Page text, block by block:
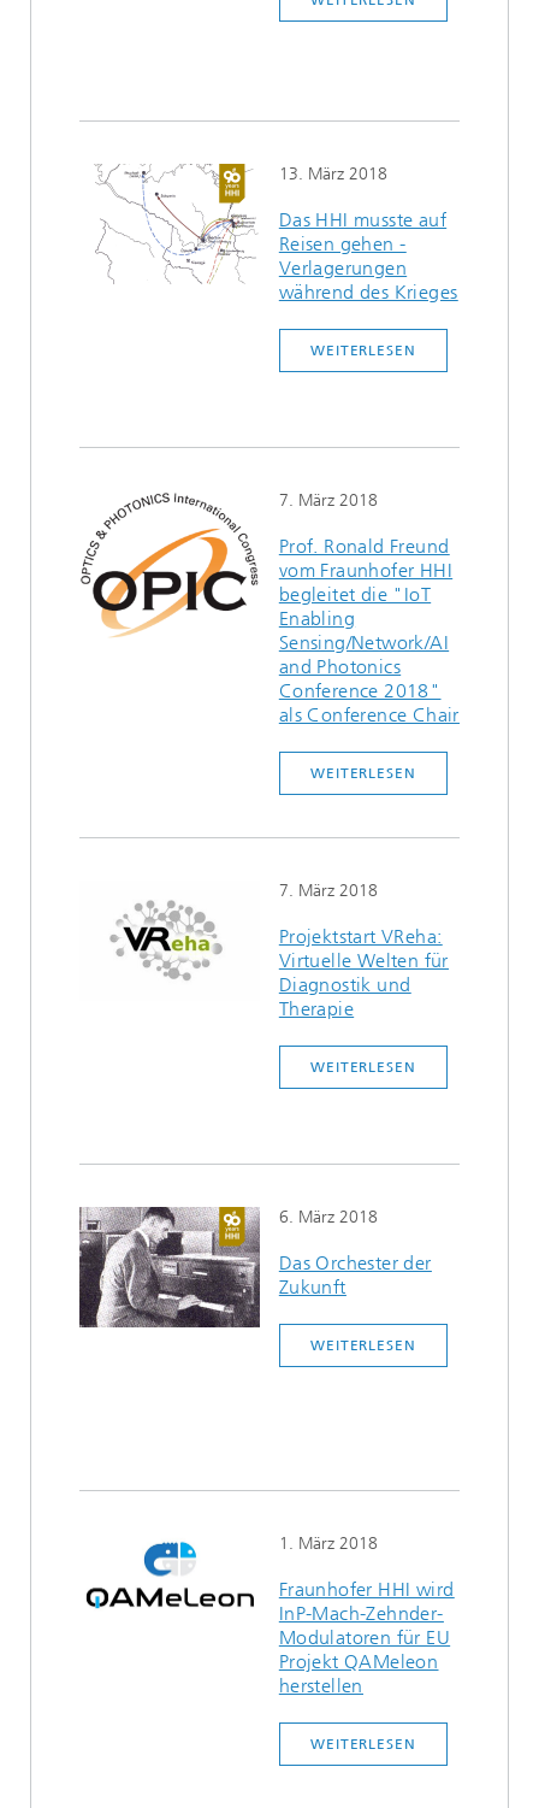
13. März 2018
Das HHI musste auf
Reisen gehen -
Verlagerungen
während des Krieges
WEITERLESEN
7. März 2018
Prof. Ronald Freund
vom Fraunhofer HHI
begleitet die "IoT
Enabling
Sensing/Network/AI
and Photonics
Conference 2018"
als Conference Chair
WEITERLESEN
7. März 2018
Projektstart VReha:
Virtuelle Welten für
Diagnostik und
Therapie
WEITERLESEN
6. März 2018
Das Orchester der
Zukunft
WEITERLESEN
1. März 2018
Fraunhofer HHI wird
InP-Mach-Zehnder-
Modulatoren für EU
Projekt QAMeleon
herstellen
WEITERLESEN